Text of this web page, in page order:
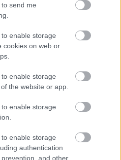
send me
enable storage
cookies on web or
enable storage
the website or app.
enable storage
enable storage
authentication
and other
a győzelemért – ez
ötlettel villant a
hamarosan mindenki ezt
irány is felmerült a
A Ferrarinál is szóba